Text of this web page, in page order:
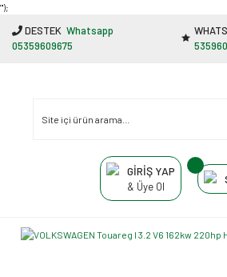
"');
DESTEK Whatsapp
05359609675
GİRİŞ YAP
& Üye Ol